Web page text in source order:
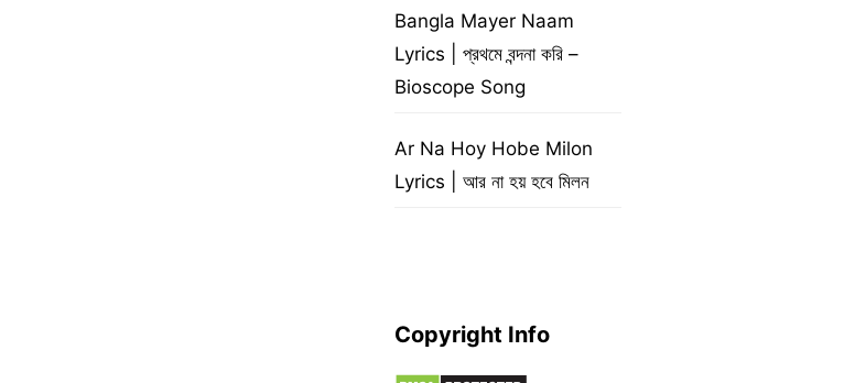
Bangla Mayer Naam
Lyrics | প্রথমে বন্দনা করি –
Bioscope Song
Ar Na Hoy Hobe Milon
Lyrics | আর না হয় হবে মিলন
Copyright Info